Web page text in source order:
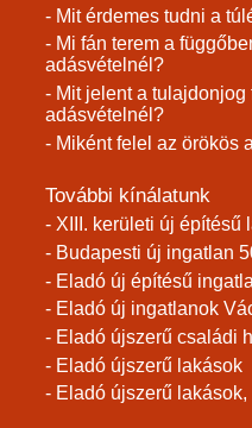
- Mit érdemes tudni a
- Mi fán terem a
adásvételnél?
- Mit jelent a tulajdonjog
adásvételnél?
- Miként felel az örökös
További kínálatunk
- XIII. kerületi új építésű
- Budapesti új ingatlan
- Eladó új építésű
- Eladó új ingatlanok
- Eladó újszerű családi
- Eladó újszerű lakások
- Eladó újszerű lakások,